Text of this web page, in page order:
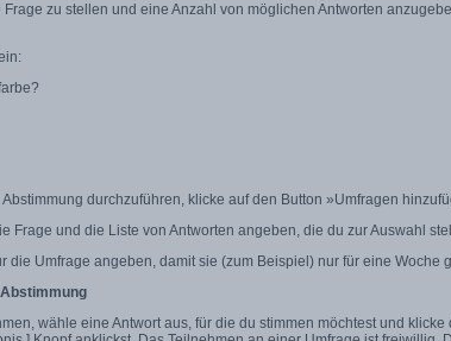
zu stellen und eine Anzahl von möglichen Antworten
durchzuführen, klicke auf den Button »Umfragen
Frage und die Liste von Antworten angeben, die du zur Auswahl
die Umfrage angeben, damit sie (zum Beispiel) nur für eine Woche
wähle eine Antwort aus, für die du stimmen möchtest und